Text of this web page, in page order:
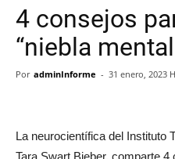
4 consejos
“niebla
Por adminInforme - 31 enero, 2023
La neurocientífica del Instituto
Tara Swart Bieber, comparte